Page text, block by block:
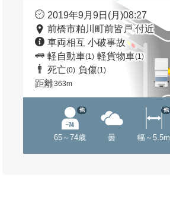
2019年9月9日(月)08:27
前橋市粕川町前皆戸 付近
車両相互 小破事故
軽自動車(1) 軽貨物車(1)
死亡(0) 負傷(1)
距離363m
65～74歳
他
曇 幅～5.5m
他